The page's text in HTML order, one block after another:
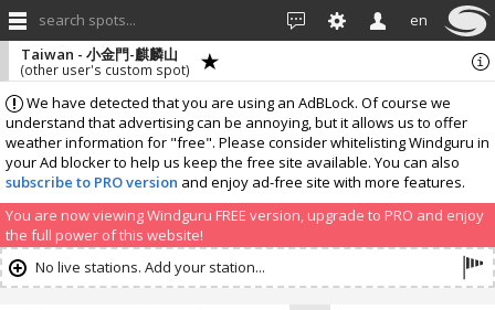
search spots... en
We have detected that you are using an AdBLock. Of course we
understand that advertising can be annoying, but it allows us to offer
weather information for "free". Please consider whitelisting Windguru in
your Ad blocker to help us keep the free site available. You can also
subscribe to PRO version and enjoy ad-free site with more features.
You are now viewing Windguru FREE version, upgrade to PRO and enjoy
the full power of this website!
Taiwan - 小金門-麒麟山
(other user's custom spot)
No live stations. Add your station...